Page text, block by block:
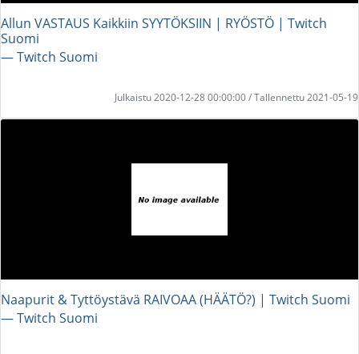
Allun VASTAUS Kaikkiin SYYTÖKSIIN | RYÖSTÖ | Twitch
Suomi
― Twitch Suomi
Julkaistu 2020-12-28 00:00:00 / Tallennettu 2021-05-19
Naapurit & Tyttöystävä RAIVOAA (HÄÄTÖ?) | Twitch Suomi
― Twitch Suomi